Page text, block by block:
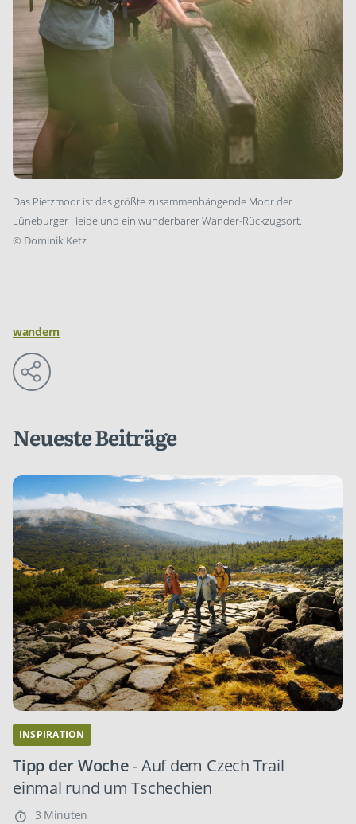
Das Pietzmoor ist das größte zusammenhängende Moor der
Lüneburger Heide und ein wunderbarer Wander-Rückzugsort.
© Dominik Ketz
wandern
Neueste Beiträge
INSPIRATION
Tipp der Woche- Auf dem Czech Trail
einmal rund um Tschechien
3 Minuten